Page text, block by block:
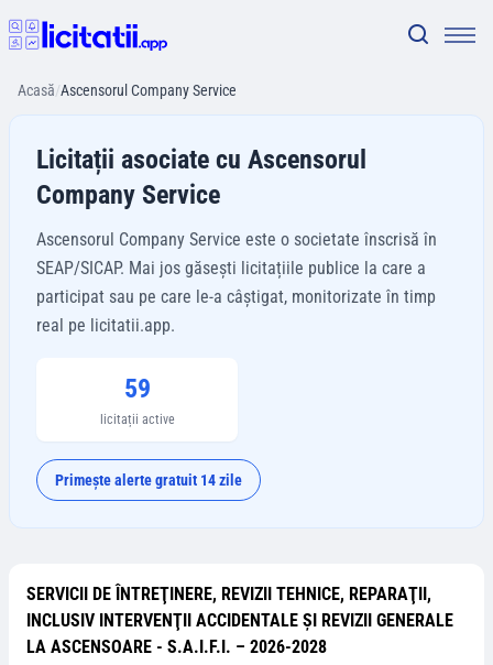
Acasă/Ascensorul Company Service
Licitații asociate cu Ascensorul
Company Service
Ascensorul Company Service este o societate înscrisă în
SEAP/SICAP. Mai jos găsești licitațiile publice la care a
participat sau pe care le-a câștigat, monitorizate în timp
real pe licitatii.app.
59
licitații active
Primește alerte gratuit 14 zile
SERVICII DE ÎNTREŢINERE, REVIZII TEHNICE, REPARAŢII,
INCLUSIV INTERVENŢII ACCIDENTALE ȘI REVIZII GENERALE
LA ASCENSOARE - S.A.I.F.I. – 2026-2028